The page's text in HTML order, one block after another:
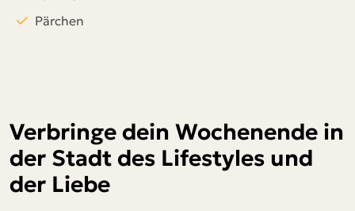
Pärchen
Verbringe dein Wochenende in
der Stadt des Lifestyles und
der Liebe